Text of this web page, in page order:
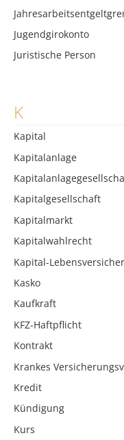
Jugendgirokonto
Juristische Person
K
Kapital
Kapitalanlage
Kapitalgesellschaft
Kapitalmarkt
Kapitalwahlrecht
Kapital-
Kasko
Kaufkraft
KFZ-Haftpflicht
Kontrakt
Krankes
Kredit
Kündigung
Kurs